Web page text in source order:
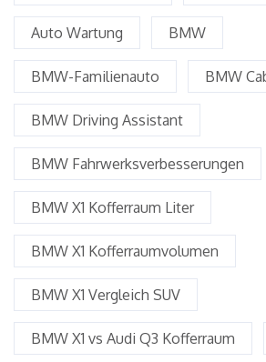
Auto Wartung BMW
BMW-Familienauto BMW
BMW Driving Assistant
BMW Fahrwerksverbesserungen
BMW X1 Kofferraum Liter
BMW X1 Kofferraumvolumen
BMW X1 Vergleich SUV
BMW X1 vs Audi Q3 Kofferraum